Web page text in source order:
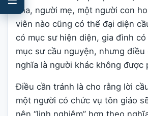
cha, người mẹ, một người con
viên nào cũng có thể đại diện
có mục sư hiện diện, gia đình
mục sư cầu nguyện, nhưng điều
nghĩa là người khác không được
Điều cần tránh là cho rằng lời
một người có chức vụ tôn giáo